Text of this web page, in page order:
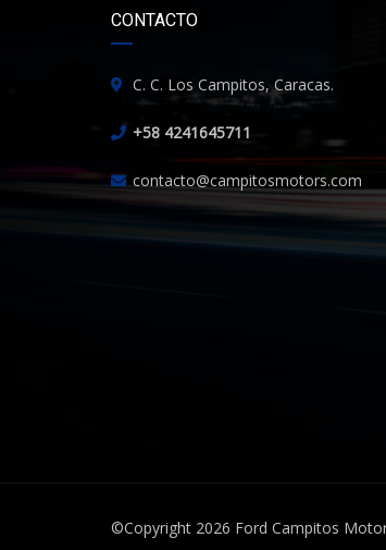
CONTACTO
C. C. Los Campitos, Caracas.
+58 4241645711
contacto@campitosmotors.com
©Copyright 2026 Ford Campitos